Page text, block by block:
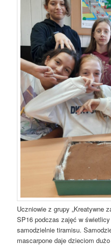
Uczniowie z grupy „Kreatywne
SP16 podczas zajęć w
samodzielnie tiramisu.
mascarpone daje dzieciom